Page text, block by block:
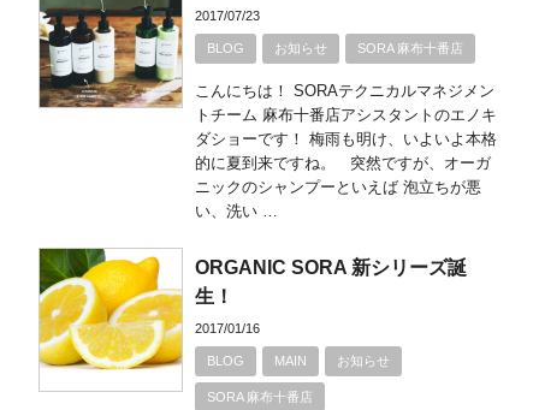
2017/07/23
BLOG お知らせ SORA 麻布十番店
こんにちは！ SORAテクニカルマネジメン
トチーム 麻布十番店アシスタントのエノキ
ダショーです！ 梅雨も明け、いよいよ本格
的に夏到来ですね。 突然ですが、オーガ
ニックのシャンプーといえば 泡立ちが悪
い、洗い …
ORGANIC SORA 新シリーズ誕
生！
2017/01/16
BLOG MAIN お知らせ
SORA 麻布十番店